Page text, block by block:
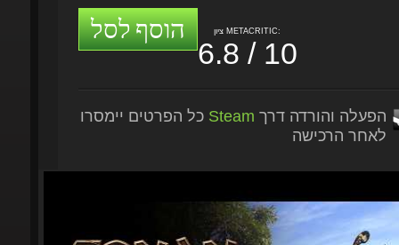
הוסף לסל
6.8 / 10
לאחר הרכישה